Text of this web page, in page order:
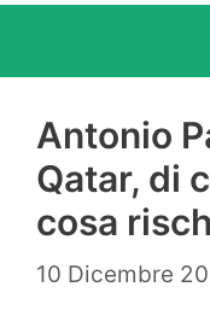
Antonio
Qatar, di
cosa
10 Dicembre